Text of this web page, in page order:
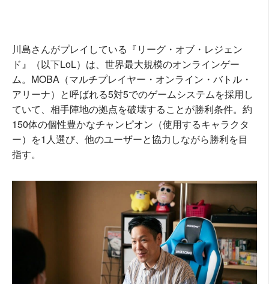
川島さんがプレイしている『リーグ・オブ・レジェン
ド』（以下LoL）は、世界最大規模のオンラインゲー
ム。MOBA（マルチプレイヤー・オンライン・バトル・
アリーナ）と呼ばれる5対5でのゲームシステムを採用し
ていて、相手陣地の拠点を破壊することが勝利条件。約
150体の個性豊かなチャンピオン（使用するキャラクタ
ー）を1人選び、他のユーザーと協力しながら勝利を目
指す。